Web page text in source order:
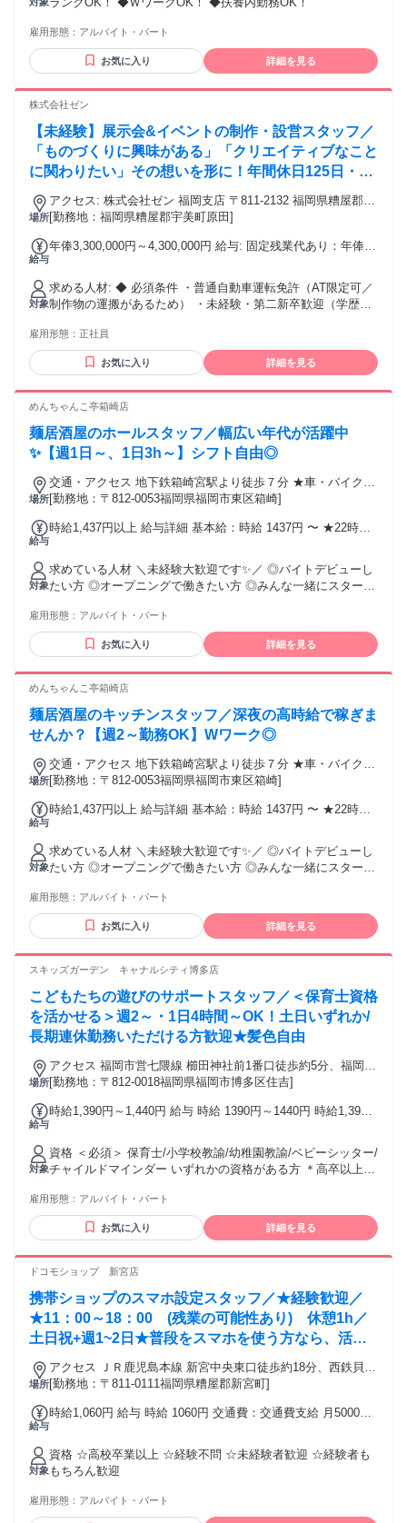
雇用形態： アルバイト・パート
お気に入り 詳細を見る
株式会社ゼン
【未経験】展示会&イベントの制作・設営スタッフ／
「ものづくりに興味がある」「クリエイティブなこと
に関わりたい」その想いを形に！年間休日125日・土
日祝休み、服装・髪型も自由な環境で、話題のイベン
トを彩るプロを目指しませんか？
場所
アクセス: 株式会社ゼン 福岡支店 〒811-2132 福岡県糟屋郡宇
美町原田4丁目2-5-2 （JR 宇美駅 よりバス約8分） ※駐車場有
[勤務地：福岡県糟屋郡宇美町原田]
給与
年俸3,300,000円～4,300,000円 給与: 固定残業代あり：年俸
￥42,000〜￥56,000（30時間相当分）を含む。30時間を超え
る残業代は追加で支給する。 給与：年収330万円以上（経
験・前職給与を考慮します） 固定残業代：30時間分を含む。
（超過分は1分単位で別途支給） ※代休制度あり（発生した代
決算賞与の実績あり └ 平均賞与支給額：年間約2.5ヶ月分 出
張手当：宿泊を伴う出張の場合、日当6,000円〜14,000円別途
支給（金額は役職により変動） ※有期契約社員同時募集中
対象
求める人材: ◆ 必須条件 ・普通自動車運転免許（AT限定可／
制作物の運搬があるため） ・未経験・第二新卒歓迎（学歴不
◆ 求める人物像 ・「ものづくり」に興味がある方 ・クリエ
イティブなことに関わりたい方
雇用形態： 正社員
お気に入り 詳細を見る
めんちゃんこ亭箱崎店
麺居酒屋のホールスタッフ／幅広い年代が活躍中
✨【週1日～、1日3h～】シフト自由◎
場所
交通・アクセス 地下鉄箱崎宮駅より徒歩７分 ★車・バイク通
勤OK★交通費規定支給
[勤務地：〒812-0053福岡県福岡市東区箱崎]
給与
時給1,437円以上 給与詳細 基本給：時給 1437円 〜 ★22時ま
振り込み(現金支給は不可) 嬉しい待遇沢山！！ ―ｖ
――――――― ⭐がんばったね給 ┗入社半年後ボーナス5000
円支給！！ ⭐食事補助 ┗出勤日は50％オフ ⭐優待券支給 ┗毎
月優待券5枚支給（20％オフ） ⭐前払い制度 ┗給与前払いシ
対象
求めている人材 ＼未経験大歓迎です✨／ ◎バイトデビューし
たい方 ◎オープニングで働きたい方 ◎みんな一緒にスタート
ーターさん 留学生も活躍中✨ 接客対応があるため、 【日常会
話レベル】の日本語が話せる方歓迎！
雇用形態： アルバイト・パート
お気に入り 詳細を見る
めんちゃんこ亭箱崎店
麺居酒屋のキッチンスタッフ／深夜の高時給で稼ぎま
せんか？【週2～勤務OK】Wワーク◎
場所
交通・アクセス 地下鉄箱崎宮駅より徒歩７分 ★車・バイク通
勤OK★交通費規定支給
[勤務地：〒812-0053福岡県福岡市東区箱崎]
給与
時給1,437円以上 給与詳細 基本給：時給 1437円 〜 ★22時ま
振り込み(現金支給は不可) 嬉しい待遇沢山！！ ―ｖ
――――――― ⭐がんばったね給 ┗入社半年後ボーナス5000
円支給！！ ⭐食事補助 ┗出勤日は50％オフ ⭐優待券支給 ┗毎
月優待券5枚支給（20％オフ） ⭐前払い制度 ┗給与前払いシ
対象
求めている人材 ＼未経験大歓迎です✨／ ◎バイトデビューし
たい方 ◎オープニングで働きたい方 ◎みんな一緒にスタート
ーターさん 留学生の方も活躍中✨ 接客対応があるため、 【日
常会話レベル】の日本語が話せる方歓迎！
雇用形態： アルバイト・パート
お気に入り 詳細を見る
スキッズガーデン キャナルシティ博多店
こどもたちの遊びのサポートスタッフ／＜保育士資格
を活かせる＞週2～・1日4時間～OK！土日いずれか/
長期連休勤務いただける方歓迎★髪色自由
場所
アクセス 福岡市営七隈線 櫛田神社前1番口徒歩約5分、福岡市
営空港線 祇園（福岡県）3番口徒歩約10分、福岡市営空港線
[勤務地：〒812-0018福岡県福岡市博多区住吉]
給与
時給1,390円～1,440円 給与 時給 1390円～1440円 時給1,390
1,440円以上 ◆交通費全額支給 ◆賞与あり・昇給あり(パート
のみ) ◆従業員割引あり 交通費：通勤交通費全額支給
対象
資格 ＜必須＞ 保育士/小学校教諭/幼稚園教諭/ベビーシッター/
チャイルドマインダー いずれかの資格がある方 ＊高卒以上
＊主夫・主婦活躍中 ＊フリーター歓迎 ＊シニア／中高年の方
まで、皆さん活躍中！ ＊WワークOK（合算150h内、学生以
外） 本業と当社での勤務合計月150時間以内 （うち、当社で
10代、20代、30代、40代、50代と若手～中高年／シニアまで
／介護／医療 ／美容／エステなど幅広い経験をお持ちのスタ
ッフ活躍中 ・英語・中国語・韓国語ができる方大歓迎!
雇用形態： アルバイト・パート
お気に入り 詳細を見る
ドコモショップ 新宮店
携帯ショップのスマホ設定スタッフ／★経験歓迎／
★11：00～18：00 (残業の可能性あり) 休憩1h／
土日祝+週1~2日★普段をスマホを使う方なら、活躍
できる♪
場所
アクセス ＪＲ鹿児島本線 新宮中央東口徒歩約18分、西鉄貝塚
線 西鉄新宮徒歩約28分、西鉄貝塚線 三苫東側出入口徒歩約42
[勤務地：〒811-0111福岡県糟屋郡新宮町]
給与
時給1,060円 給与 時給 1060円 交通費：交通費支給 月5000円
対象
資格 ☆高校卒業以上 ☆経験不問 ☆未経験者歓迎 ☆経験者も
もちろん歓迎
雇用形態： アルバイト・パート